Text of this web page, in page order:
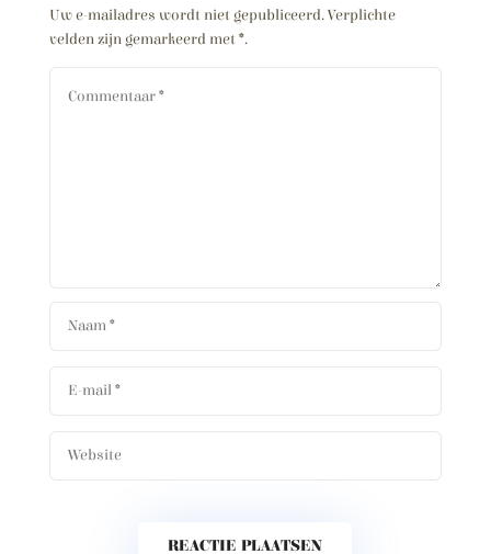
Uw e-mailadres wordt niet gepubliceerd. Verplichte
velden zijn gemarkeerd met *.